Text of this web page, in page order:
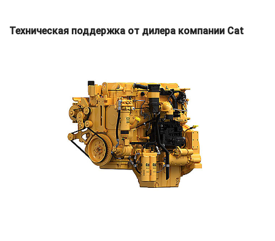
Техническая поддержка от дилера компании Cat